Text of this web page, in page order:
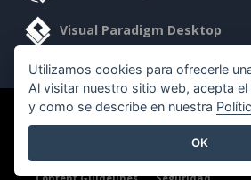
Visual Paradigm Desktop
©2026 by Visual Paradigm. Todos los
Utilizamos cookies para ofrecerle
Al visitar nuestro sitio web, acepta
y como se describe en nuestra
OK